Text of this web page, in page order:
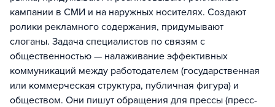
кампании в СМИ и на наружных носителях. Создают
ролики рекламного содержания, придумывают
слоганы. Задача специалистов по связям с
общественностью — налаживание эффективных
коммуникаций между работодателем (государственная
или коммерческая структура, публичная фигура) и
обществом. Они пишут обращения для прессы (пресс-